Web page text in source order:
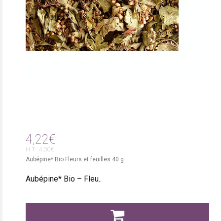
4,22€
H.T : 4,00€
Aubépine* Bio Fleurs et feuilles 40 g
Aubépine* Bio – Fleu..